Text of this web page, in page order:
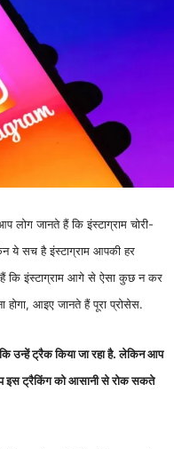
जानते हैं कि इंस्टाग्राम चोरी-
ये सच है इंस्टाग्राम आपकी हर
कि इंस्टाग्राम आगे से ऐसा कुछ न कर
होगा, आइए जानते हैं पूरा प्रोसेस.
उन्हें ट्रैक किया जा रहा है. लेकिन आप
इस ट्रैकिंग को आसानी से रोक सकते